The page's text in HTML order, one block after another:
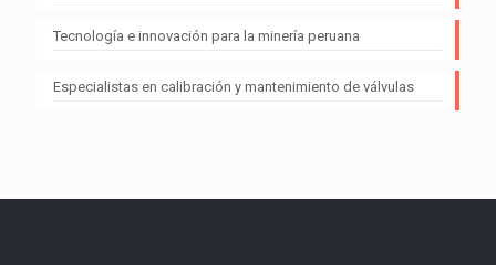
Tecnología e innovación para la minería peruana
Especialistas en calibración y mantenimiento de válvulas